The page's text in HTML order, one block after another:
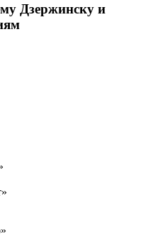
Дзержинску и